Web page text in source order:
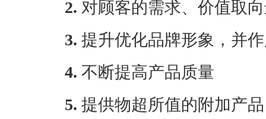
2. 对顾客的需求、价值取
3. 提升优化品牌形象，并
4. 不断提高产品质量
5. 提供物超所值的附加产品